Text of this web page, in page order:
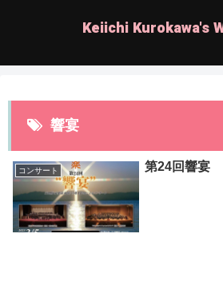
Keiichi Kurokawa's
響宴
コンサート 第24回響宴